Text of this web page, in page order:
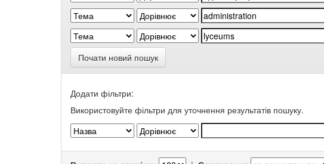
Почати новий пошук
Додати фільтри:
Використовуйте фільтри для уточнення результатів пошуку.